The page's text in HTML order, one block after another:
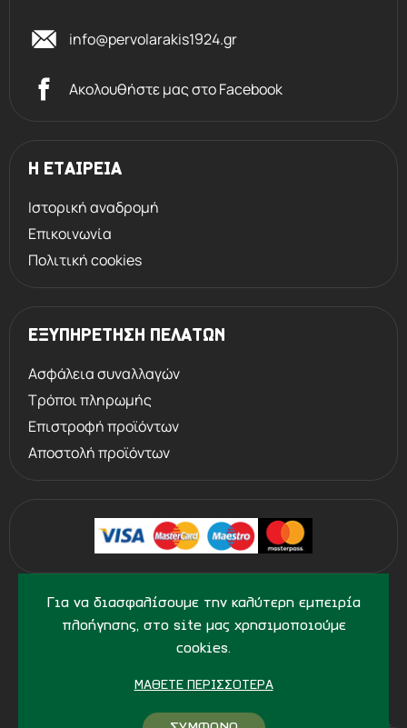
Για να διασφαλίσουμε την καλύτερη εμπειρία
πλοήγησης, στο site μας χρησιμοποιούμε
cookies.
ΜΆΘΕΤΕ ΠΕΡΙΣΣΌΤΕΡΑ
info@pervolarakis1924.gr
Ακολουθήστε μας στο Facebook
Η ΕΤΑΙΡΕΙΑ
Ιστορική αναδρομή
Επικοινωνία
Πολιτική cookies
ΕΞΥΠΗΡΕΤΗΣΗ ΠΕΛΑΤΩΝ
Ασφάλεια συναλλαγών
Τρόποι πληρωμής
Επιστροφή προϊόντων
Αποστολή προϊόντων
© 2013 - 2026 PERVOLARAKIS1924.GR